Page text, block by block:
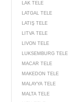
LAK TELE
LATGAL TELE
LATIŞ TELE
LITVA TELE
LIVON TELE
LUKSEMBURG TELE
MACAR TELE
MAKEDON TELE
MALAYYA TELE
MALTA TELE